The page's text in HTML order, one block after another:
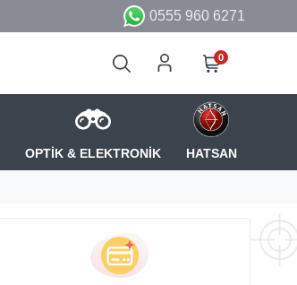
0555 960 6271
0
OPTİK & ELEKTRONİK HATSAN